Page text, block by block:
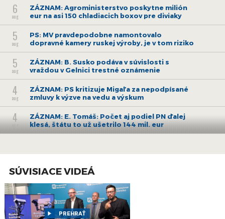
6
aug
ZÁZNAM: Agroministerstvo poskytne milión
eur na asi 150 chladiacich boxov pre diviaky
5
aug
PS: MV pravdepodobne namontovalo
dopravné kamery ruskej výroby, je v tom riziko
5
aug
ZÁZNAM: B. Susko podáva v súvislosti s
vraždou v Gelnici trestné oznámenie
4
aug
ZÁZNAM: PS kritizuje Migaľa za nepodpísané
zmluvy k výzve na vedu a výskum
4
aug
ZÁZNAM: E. Tomáš: Počet aj podiel PN ďalej
klesá, štátu to už ušetrilo 144 mil. eur
30
júl
hydrometeorologického ústavu
30
júl
ZÁZNAM: ZMOS a Zdravý vinič podpísali
memorandum o edukácii o zlatom žltnutí
SÚVISIACE VIDEÁ
PREHRAŤ